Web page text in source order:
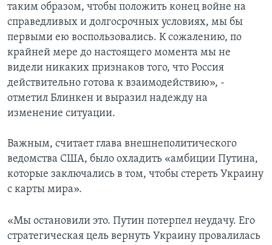
таким образом, чтобы положить конец войне на
справедливых и долгосрочных условиях, мы бы
первыми ею воспользовались. К сожалению, по
крайней мере до настоящего момента мы не
видели никаких признаков того, что Россия
действительно готова к взаимодействию», -
отметил Блинкен и выразил надежду на
изменение ситуации.
Важным, считает глава внешнеполитического
ведомства США, было охладить «амбиции Путина,
которые заключались в том, чтобы стереть Украину
с карты мира».
«Мы остановили это. Путин потерпел неудачу. Его
стратегическая цель вернуть Украину провалилась